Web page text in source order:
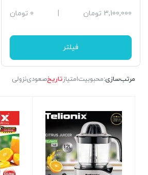
حداقل
حداکثر
0 تومان | 3,100,000 تومان
فیلتر
مرتب‌سازی:محبوبیتامتیازتاریخصعودینزولی